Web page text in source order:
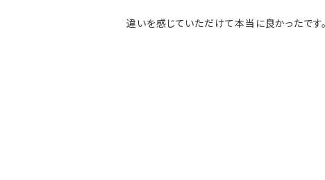
違いを感じていただけて本当に良かったです